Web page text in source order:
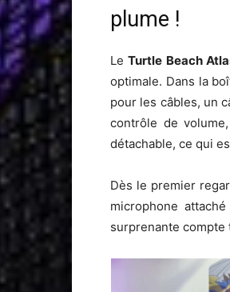
plume !
LeTurtle Beach
optimale. Dans la
pour les câbles, un
contrôle de
détachable, ce qui
Dès le premier
microphone
surprenante compte